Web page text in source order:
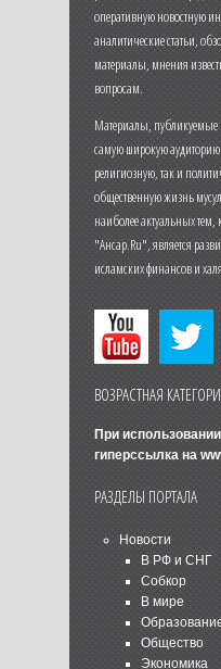
оперативную новостную
аналитические статьи,
материалы, мнения
вопросам.
Материалы, публикуемые
самую широкую
религиозную, так и
общественную жизнь
наиболее актуальных тем,
"Ансар.Ru", является
исламских финансов и
ВОЗРАСТНАЯ
При
гиперссылка на
РАЗДЕЛЫ ПОРТАЛА
Новости
В РФ и СНГ
Собкор
В мире
Общество
Экономика